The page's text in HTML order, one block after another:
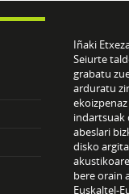
Iñaki
Seiurte
grabatu
arduratu
indartsuak
abeslari
disko
bere orain
Euskaltel-